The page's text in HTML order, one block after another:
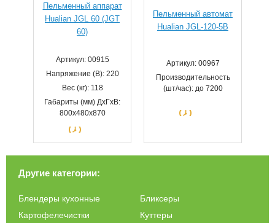
Пельменный аппарат
Hualian JGL 60 (JGT
60)
Артикул: 00915
Напряжение (В): 220
Вес (кг): 118
Габариты (мм) ДхГхВ:
800х480х870
Пельменный автомат
Hualian JGL-120-5B
Артикул: 00967
Производительность
(шт/час): до 7200
Другие категории:
Блендеры кухонные
Бликсеры
Картофелечистки
Куттеры